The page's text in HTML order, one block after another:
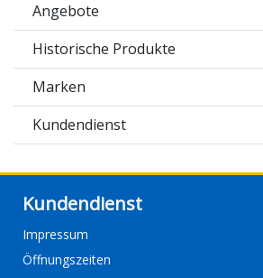
Angebote
Historische Produkte
Marken
Kundendienst
Kundendienst
Impressum
Öffnungszeiten